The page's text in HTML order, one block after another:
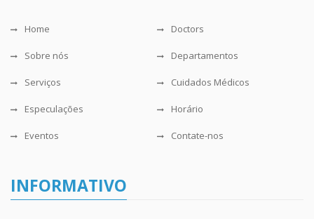
Home Doctors
Sobre nós Departamentos
Serviços Cuidados Médicos
Especulações Horário
Eventos Contate-nos
INFORMATIVO